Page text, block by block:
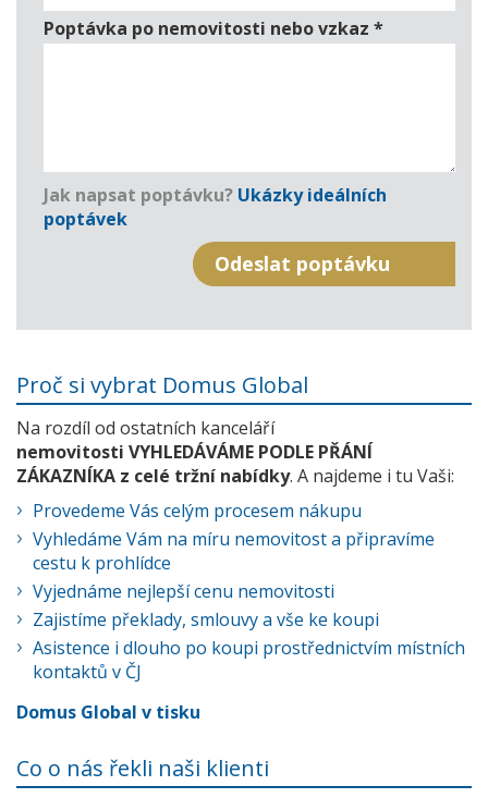
Poptávka po nemovitosti nebo vzkaz *
Jak napsat poptávku? Ukázky ideálních
poptávek
Proč si vybrat Domus Global
Na rozdíl od ostatních kanceláří
nemovitosti VYHLEDÁVÁME PODLE PŘÁNÍ
ZÁKAZNÍKA z celé tržní nabídky. A najdeme i tu Vaši:
Provedeme Vás celým procesem nákupu
Vyhledáme Vám na míru nemovitost a připravíme
cestu k prohlídce
Vyjednáme nejlepší cenu nemovitosti
Zajistíme překlady, smlouvy a vše ke koupi
Asistence i dlouho po koupi prostřednictvím místních
kontaktů v ČJ
Domus Global v tisku
Co o nás řekli naši klienti